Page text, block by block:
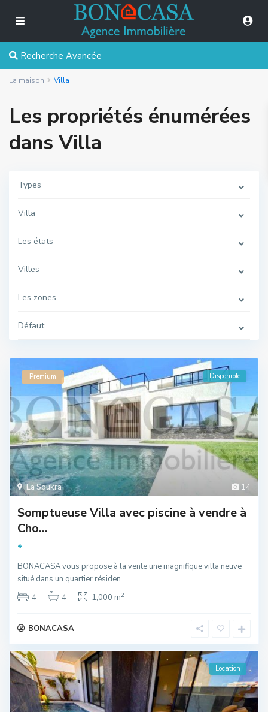
Recherche Avancée
La maison Villa
Les propriétés énumérées
dans Villa
Types
Villa
Les états
Villes
Les zones
Défaut
14
La Soukra
Premium Disponible
Somptueuse Villa avec piscine à vendre à
Cho...
*
BONACASA vous propose à la vente une magnifique villa neuve
situé dans un quartier résiden ...
4
4 1,000 m2
BONACASA
Location